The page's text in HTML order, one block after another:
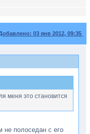
03 янв 2012, 09:35
меня это становится
не полоседан с его